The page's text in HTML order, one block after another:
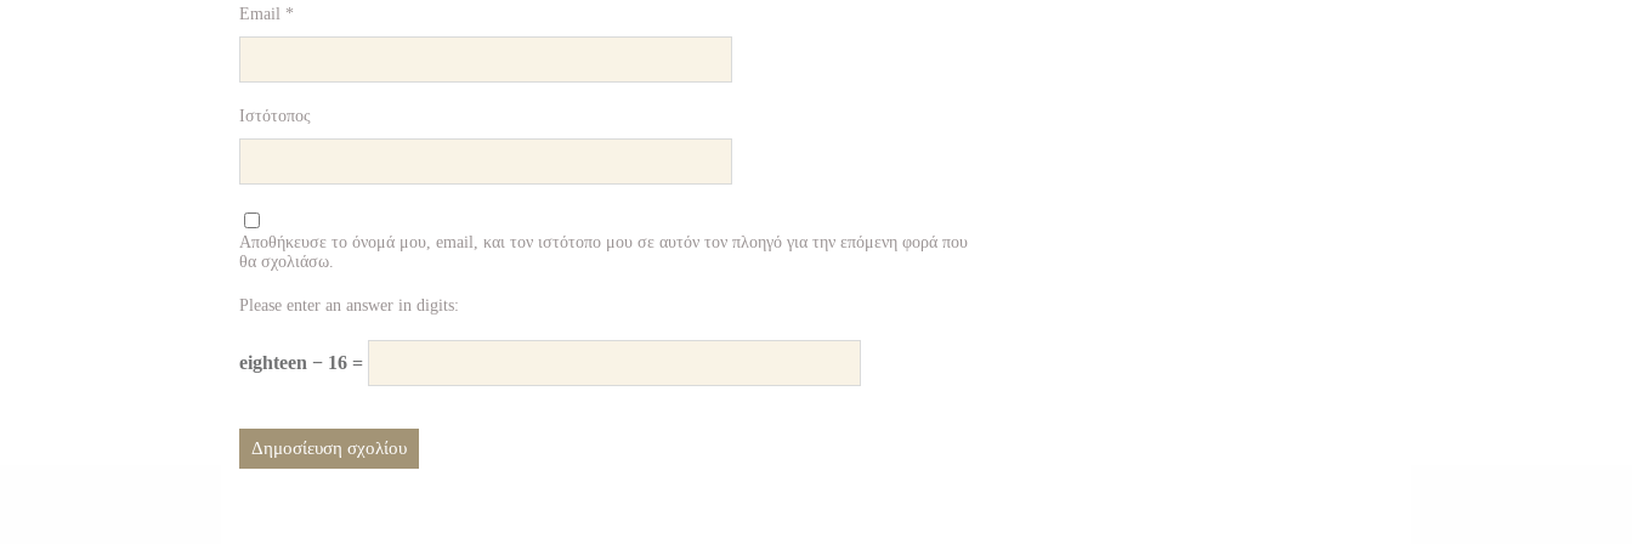
Email *
Ιστότοπος
Αποθήκευσε το όνομά μου, email, και τον ιστότοπο μου σε αυτόν τον πλοηγό για την επόμενη φορά που
θα σχολιάσω.
Please enter an answer in digits:
eighteen − 16 =